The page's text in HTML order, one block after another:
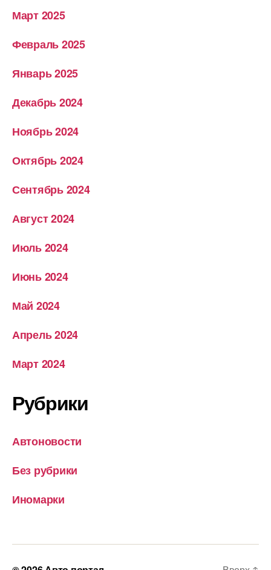
Март 2025
Февраль 2025
Январь 2025
Декабрь 2024
Ноябрь 2024
Октябрь 2024
Сентябрь 2024
Август 2024
Июль 2024
Июнь 2024
Май 2024
Апрель 2024
Март 2024
Рубрики
Автоновости
Без рубрики
Иномарки